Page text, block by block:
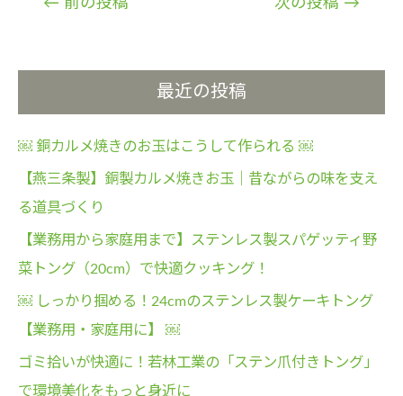
ビ
シ
ョ
ン
← 前の投稿 次の投稿 →
最近の投稿
￼ 銅カルメ焼きのお玉はこうして作られる ￼
【燕三条製】銅製カルメ焼きお玉｜昔ながらの味を支え
る道具づくり
【業務用から家庭用まで】ステンレス製スパゲッティ野
菜トング（20cm）で快適クッキング！
￼ しっかり掴める！24cmのステンレス製ケーキトング
【業務用・家庭用に】 ￼
ゴミ拾いが快適に！若林工業の「ステン爪付きトング」
で環境美化をもっと身近に